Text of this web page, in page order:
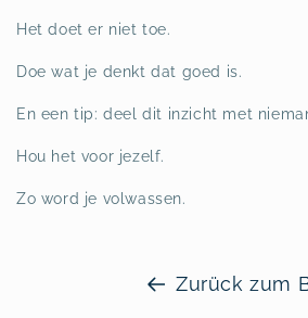
Het doet er niet toe.
Doe wat je denkt dat goed is.
En een tip: deel dit inzicht met
Hou het voor jezelf.
Zo word je volwassen.
Zurück zum